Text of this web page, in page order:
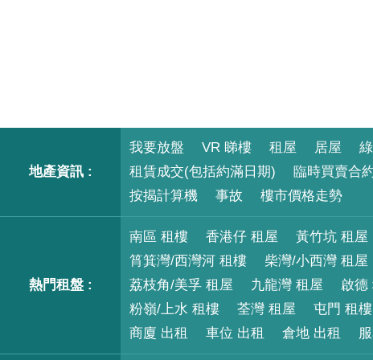
地產資訊 :
我要放盤 VR 睇樓 租屋 居屋
租賃成交(包括約滿日期)
臨時買賣合
按揭計算機
事故 樓市價格走勢
熱門租盤 :
南區 租樓 香港仔 租屋 黃竹坑 租屋
筲箕灣/西灣河 租樓
柴灣/小西灣 租屋
荔枝角/美孚 租屋
九龍灣 租屋 啟德
粉嶺/上水 租樓
荃灣 租屋 屯門 租樓
商廈 出租
車位 出租 倉地 出租